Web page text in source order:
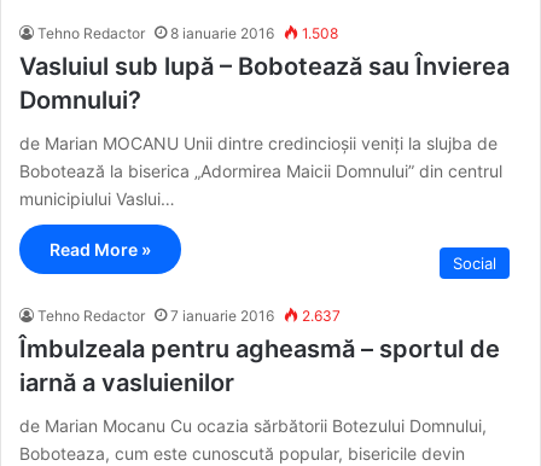
Tehno Redactor 8 ianuarie 2016 1.508
Vasluiul sub lupă – Bobotează sau Învierea
Domnului?
de Marian MOCANU Unii dintre credincioșii veniți la slujba de
Bobotează la biserica „Adormirea Maicii Domnului” din centrul
municipiului Vaslui…
Read More »
Social
Tehno Redactor 7 ianuarie 2016 2.637
Îmbulzeala pentru agheasmă – sportul de
iarnă a vasluienilor
de Marian Mocanu Cu ocazia sărbătorii Botezului Domnului,
Boboteaza, cum este cunoscută popular, bisericile devin